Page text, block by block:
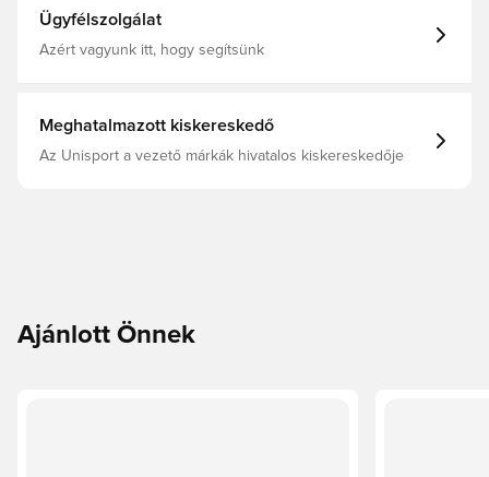
Ügyfélszolgálat
Azért vagyunk itt, hogy segítsünk
Meghatalmazott kiskereskedő
Az Unisport a vezető márkák hivatalos kiskereskedője
Ajánlott Önnek